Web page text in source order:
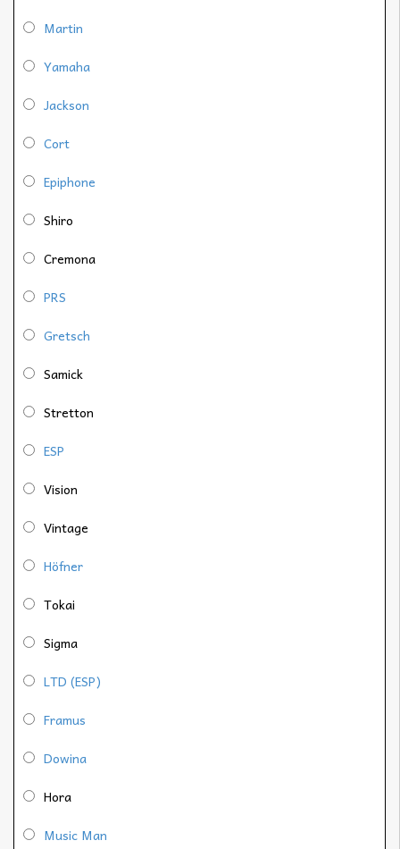
Martin
Yamaha
Jackson
Cort
Epiphone
Shiro
Cremona
PRS
Gretsch
Samick
Stretton
ESP
Vision
Vintage
Höfner
Tokai
Sigma
LTD (ESP)
Framus
Dowina
Hora
Music Man